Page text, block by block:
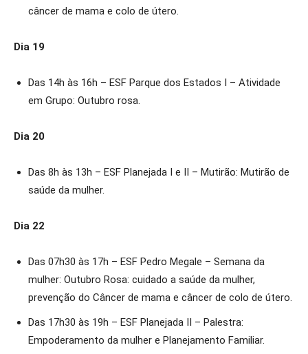
câncer de mama e colo de útero.
Dia 19
Das 14h às 16h – ESF Parque dos Estados I – Atividade
em Grupo: Outubro rosa.
Dia 20
Das 8h às 13h – ESF Planejada I e II – Mutirão: Mutirão de
saúde da mulher.
Dia 22
Das 07h30 às 17h – ESF Pedro Megale – Semana da
mulher: Outubro Rosa: cuidado a saúde da mulher,
prevenção do Câncer de mama e câncer de colo de útero.
Das 17h30 às 19h – ESF Planejada II – Palestra:
Empoderamento da mulher e Planejamento Familiar.